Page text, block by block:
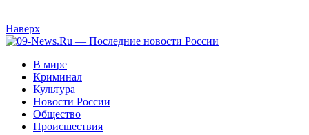
Наверх
В мире
Криминал
Культура
Новости России
Общество
Происшествия